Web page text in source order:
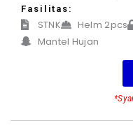
Fasilitas:
STNK Helm 2pcs
Mantel Hujan